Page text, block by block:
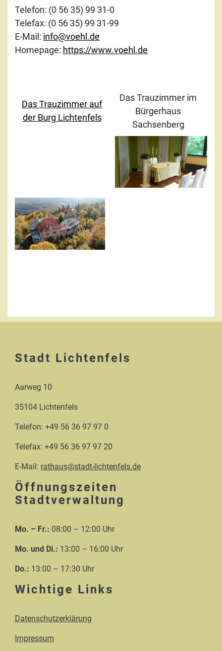
Telefon: (0 56 35) 99 31-0
Telefax: (0 56 35) 99 31-99
E-Mail: info@voehl.de
Homepage: https://www.voehl.de
Das Trauzimmer auf
der Burg Lichtenfels
Das Trauzimmer im
Bürgerhaus
Sachsenberg
Stadt Lichtenfels
Aarweg 10
35104 Lichtenfels
Telefon: +49 56 36 97 97 0
Telefax: +49 56 36 97 97 20
E-Mail: rathaus@stadt-lichtenfels.de
Öffnungszeiten
Stadtverwaltung
Mo. – Fr.: 08:00 – 12:00 Uhr
Mo. und Di.: 13:00 – 16:00 Uhr
Do.: 13:00 – 17:30 Uhr
Wichtige Links
Datenschutzerklärung
Impressum